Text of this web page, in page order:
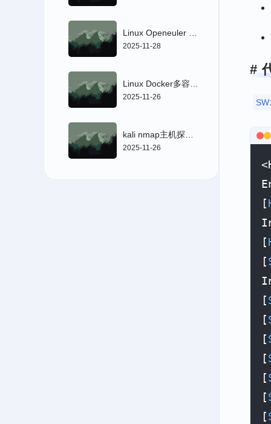
2025-11-28
2025-11-26
2025-11-26
[
[
[
[
[
[
[
[
[
[